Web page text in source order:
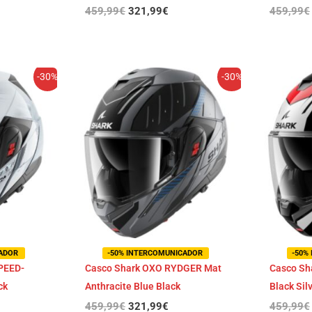
459,99€ 321,99€ 459,99€
-30% -30%
-50% INTERCOMUNICADOR
Casco Shark OXO RYDGER Mat
Anthracite Blue Black
459,99€
El
precio
original
era:
459,99€.
321,99€
El
precio
actual
321,99€.
-50%
Casco
Black
459,99€